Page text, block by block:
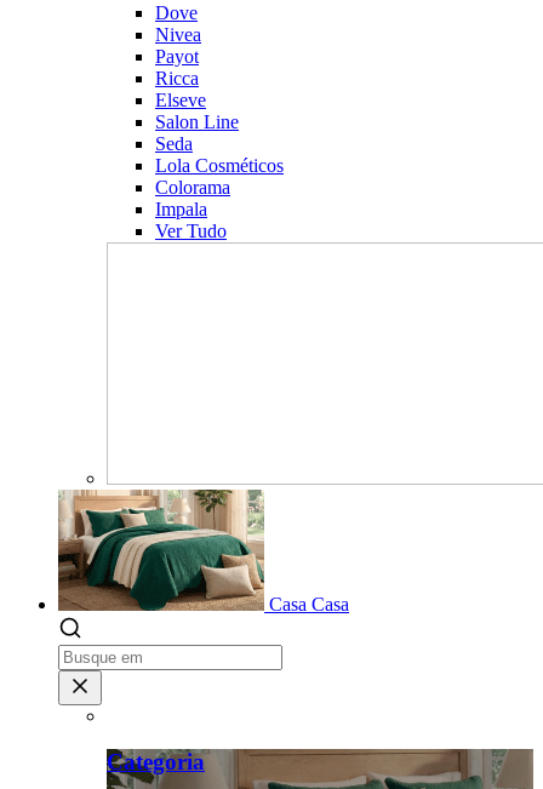
Dove
Nivea
Payot
Ricca
Elseve
Salon Line
Seda
Lola Cosméticos
Colorama
Impala
Ver Tudo
Casa Casa
Categoria